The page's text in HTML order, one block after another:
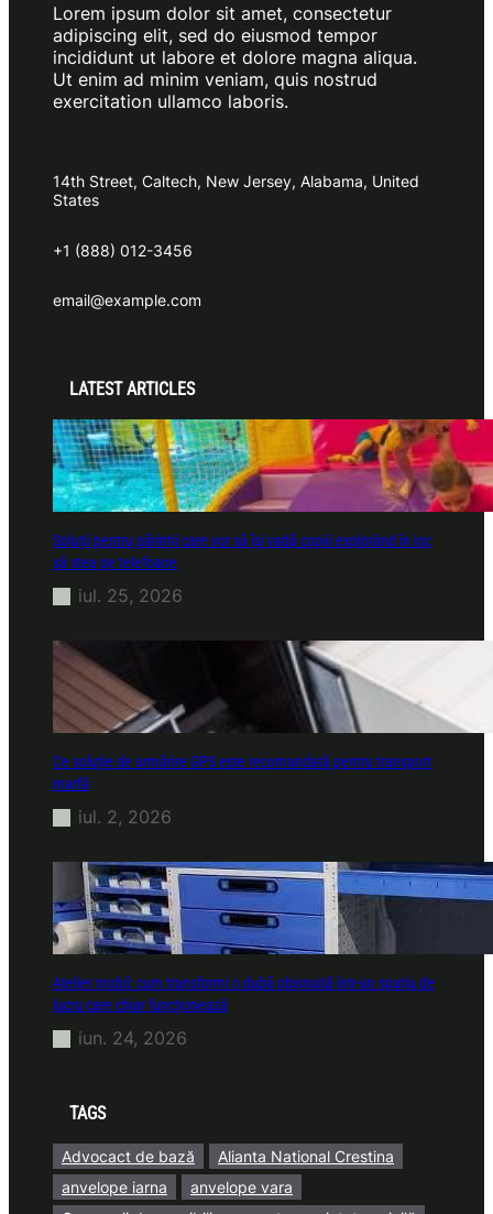
Lorem ipsum dolor sit amet, consectetur
adipiscing elit, sed do eiusmod tempor
incididunt ut labore et dolore magna aliqua.
Ut enim ad minim veniam, quis nostrud
exercitation ullamco laboris.
14th Street, Caltech, New Jersey, Alabama, United
States
+1 (888) 012-3456
email@example.com
LATEST ARTICLES
Soluții pentru părinții care vor să își vadă copiii explorând în loc
să stea pe telefoane
iul. 25, 2026
Ce soluție de urmărire GPS este recomandată pentru transport
marfă
iul. 2, 2026
Atelier mobil: cum transformi o dubă obișnuită într-un spațiu de
lucru care chiar funcționează
iun. 24, 2026
TAGS
Advocact de bază
Alianta National Crestina
anvelope iarna
anvelope vara